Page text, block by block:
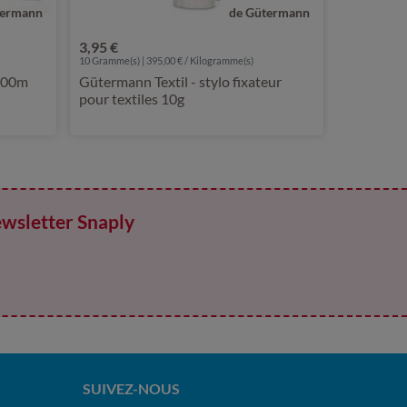
de Gütermann
3,95 €
10 Gramme(s) | 395,00 € / Kilogramme(s)
Gütermann Textil - stylo fixateur
pour textiles 10g
Snaply
SUIVEZ-NOUS